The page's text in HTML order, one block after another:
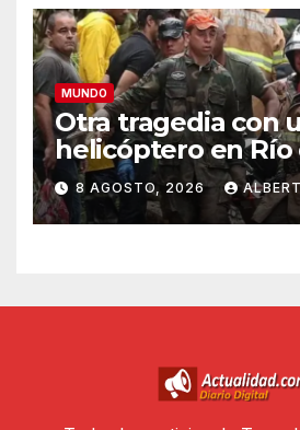
MUNDO
Otra tragedia con
helicóptero en Río
Janeiro: murieron
una abuela, su
en un vuelo
8 AGOSTO, 2026